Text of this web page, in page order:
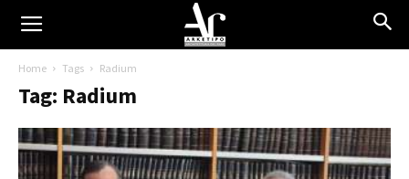
Home Tags Radium
Tag: Radium